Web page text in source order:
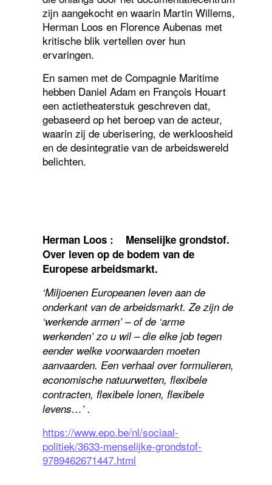
zijn aangekocht en waarin Martin Willems,
Herman Loos en Florence Aubenas met
kritische blik vertellen over hun
ervaringen.
En samen met de Compagnie Maritime
hebben Daniel Adam en François Houart
een actietheaterstuk geschreven dat,
gebaseerd op het beroep van de acteur,
waarin zij de uberisering, de werkloosheid
en de desintegratie van de arbeidswereld
belichten.
Herman Loos : Menselijke grondstof.
Over leven op de bodem van de
Europese arbeidsmarkt.
‘Miljoenen Europeanen leven aan de
onderkant van de arbeidsmarkt. Ze zijn de
‘werkende armen’ – of de ‘arme
werkenden’ zo u wil – die elke job tegen
eender welke voorwaarden moeten
aanvaarden. Een verhaal over formulieren,
economische natuurwetten, flexibele
contracten, flexibele lonen, flexibele
levens…’ .
https://www.epo.be/nl/sociaal-
politiek/3633-menselijke-grondstof-
9789462671447.html